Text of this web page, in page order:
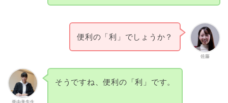
佐藤
便利の「利」でしょうか？
亜由美先生
そうですね、便利の「利」です。